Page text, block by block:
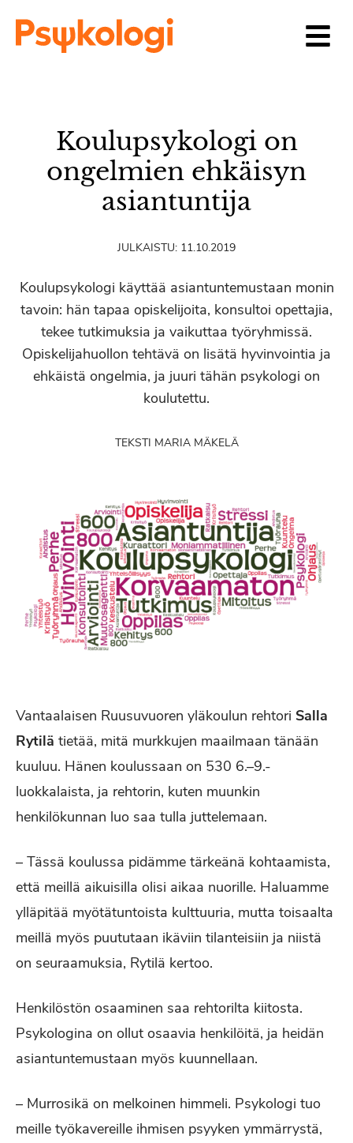
Koulupsykologi on
ongelmien ehkäisyn
asiantuntija
JULKAISTU: 11.10.2019
Koulupsykologi käyttää asiantuntemustaan monin
tavoin: hän tapaa opiskelijoita, konsultoi opettajia,
tekee tutkimuksia ja vaikuttaa työryhmissä.
Opiskelijahuollon tehtävä on lisätä hyvinvointia ja
ehkäistä ongelmia, ja juuri tähän psykologi on
koulutettu.
TEKSTI MARIA MÄKELÄ
Vantaalaisen Ruusuvuoren yläkoulun rehtori Salla
Rytilä tietää, mitä murkkujen maailmaan tänään
kuuluu. Hänen koulussaan on 530 6.–9.-
luokkalaista, ja rehtorin, kuten muunkin
henkilökunnan luo saa tulla juttelemaan.
– Tässä koulussa pidämme tärkeänä kohtaamista,
että meillä aikuisilla olisi aikaa nuorille. Haluamme
ylläpitää myötätuntoista kulttuuria, mutta toisaalta
meillä myös puututaan ikäviin tilanteisiin ja niistä
on seuraamuksia, Rytilä kertoo.
Henkilöstön osaaminen saa rehtorilta kiitosta.
Psykologina on ollut osaavia henkilöitä, ja heidän
asiantuntemustaan myös kuunnellaan.
– Murrosikä on melkoinen himmeli. Psykologi tuo
meille työkavereille ihmisen psyyken ymmärrystä,